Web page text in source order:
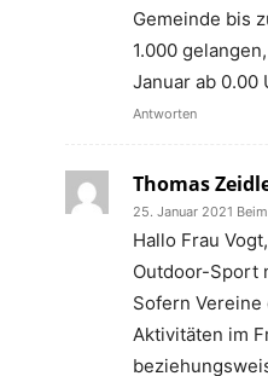
Gemeinde bis
1.000
Januar ab 0.00
Antworten
Thomas
25. Januar 2021
Hallo Frau
Outdoor-Sport
Sofern
Aktivitäten im